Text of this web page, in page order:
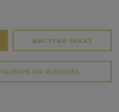
БЫСТРЫЙ ЗАКАЗ
НА ЧЕЛОВЕКЕ